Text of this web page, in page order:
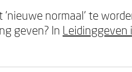
normaal' te
geven? In Leidinggeven